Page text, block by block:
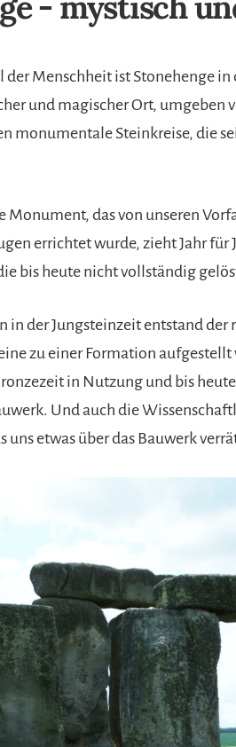
der Menschheit ist Stonehenge
und magischer Ort, umgeben
monumentale Steinkreise, die
Monument, das von unseren
errichtet wurde, zieht Jahr für
bis heute nicht vollständig
in der Jungsteinzeit entstand
zu einer Formation aufgestellt
in Nutzung und bis
Und auch die
uns etwas über das Bauwerk